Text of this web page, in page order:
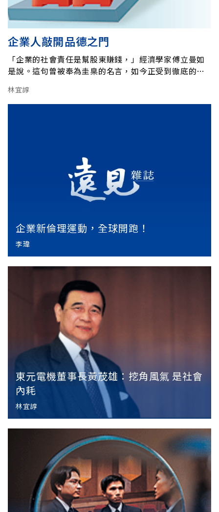
企業人敲開品德之門
「企業的社會責任是幫股東賺錢，」經濟學家傅立曼如
是說。這句曾被奉為圭臬的名言，如今正受到徹底的衝
全球企業猛然覺醒：下一波企業競爭，不再只靠策略、
技術或創新，品德才是決勝負的最後關鍵。《遠見》獨
林宜諄
企業新倫理運動，全球開跑！
李瑋
東元電機董事長黃茂雄：挖角風氣 是社會
內耗
林宜諄